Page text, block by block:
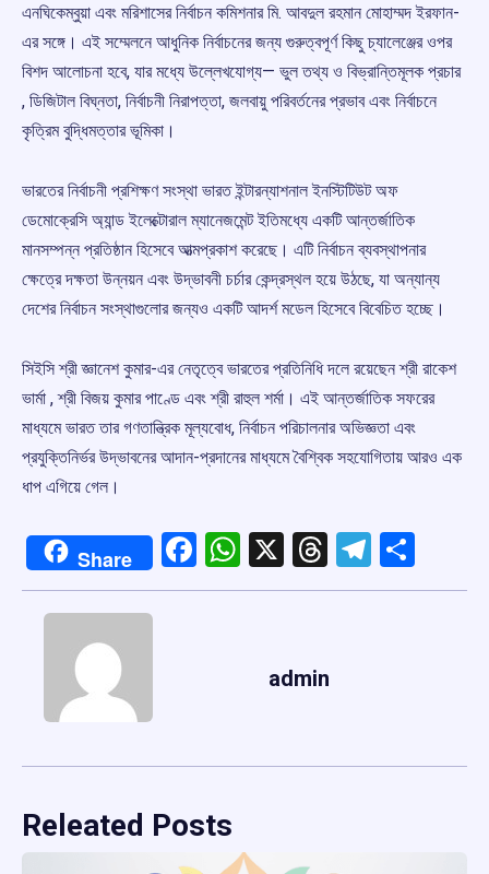
এনঘিকেম্বুয়া এবং মরিশাসের নির্বাচন কমিশনার মি. আবদুল রহমান মোহাম্মদ ইরফান-
এর সঙ্গে। এই সম্মেলনে আধুনিক নির্বাচনের জন্য গুরুত্বপূর্ণ কিছু চ্যালেঞ্জের ওপর
বিশদ আলোচনা হবে, যার মধ্যে উল্লেখযোগ্য— ভুল তথ্য ও বিভ্রান্তিমূলক প্রচার
, ডিজিটাল বিঘ্নতা, নির্বাচনী নিরাপত্তা, জলবায়ু পরিবর্তনের প্রভাব এবং নির্বাচনে
কৃত্রিম বুদ্ধিমত্তার ভূমিকা।
ভারতের নির্বাচনী প্রশিক্ষণ সংস্থা ভারত ইন্টারন্যাশনাল ইনস্টিটিউট অফ
ডেমোক্রেসি অ্যান্ড ইলেক্টোরাল ম্যানেজমেন্ট ইতিমধ্যে একটি আন্তর্জাতিক
মানসম্পন্ন প্রতিষ্ঠান হিসেবে আত্মপ্রকাশ করেছে। এটি নির্বাচন ব্যবস্থাপনার
ক্ষেত্রে দক্ষতা উন্নয়ন এবং উদ্ভাবনী চর্চার কেন্দ্রস্থল হয়ে উঠছে, যা অন্যান্য
দেশের নির্বাচন সংস্থাগুলোর জন্যও একটি আদর্শ মডেল হিসেবে বিবেচিত হচ্ছে।
সিইসি শ্রী জ্ঞানেশ কুমার-এর নেতৃত্বে ভারতের প্রতিনিধি দলে রয়েছেন শ্রী রাকেশ
ভার্মা , শ্রী বিজয় কুমার পাণ্ডে এবং শ্রী রাহুল শর্মা। এই আন্তর্জাতিক সফরের
মাধ্যমে ভারত তার গণতান্ত্রিক মূল্যবোধ, নির্বাচন পরিচালনার অভিজ্ঞতা এবং
প্রযুক্তিনির্ভর উদ্ভাবনের আদান-প্রদানের মাধ্যমে বৈশ্বিক সহযোগিতায় আরও এক
ধাপ এগিয়ে গেল।
Share Facebook
WhatsApp
X Threads
admin
Releated Posts